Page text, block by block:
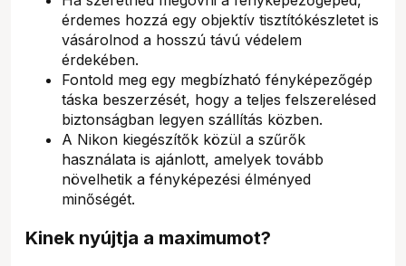
érdemes hozzá egy objektív tisztítókészletet is
vásárolnod a hosszú távú védelem
érdekében.
Fontold meg egy megbízható fényképezőgép
táska beszerzését, hogy a teljes felszerelésed
biztonságban legyen szállítás közben.
A Nikon kiegészítők közül a szűrők
használata is ajánlott, amelyek tovább
növelhetik a fényképezési élményed
minőségét.
Kinek nyújtja a maximumot?